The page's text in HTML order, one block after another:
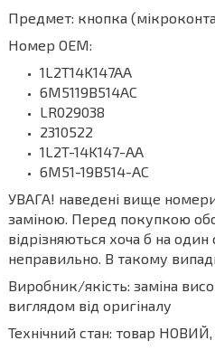
Предмет: кнопка
Номер OEM:
1L2T14K147AA
6M5119B514AC
LR029038
2310522
1L2T-14K147-AA
6M51-19B514-AC
УВАГА! наведені вище
заміною. Перед покупкою
відрізняються хоча б на
неправильно. В такому
Виробник/якість: заміна
виглядом від оригіналу
Технічний стан: товар